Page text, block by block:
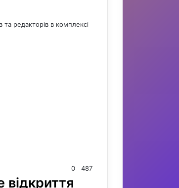
та редакторів в комплексі
0 487
відкриття